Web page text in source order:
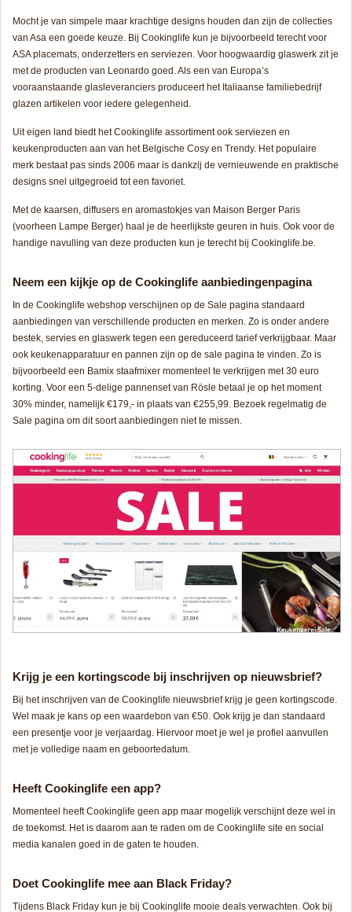
Mocht je van simpele maar krachtige designs houden dan zijn de collecties
van Asa een goede keuze. Bij Cookinglife kun je bijvoorbeeld terecht voor
ASA placemats, onderzetters en serviezen. Voor hoogwaardig glaswerk zit je
met de producten van Leonardo goed. Als een van Europa’s
vooraanstaande glasleveranciers produceert het Italiaanse familiebedrijf
glazen artikelen voor iedere gelegenheid.
Uit eigen land biedt het Cookinglife assortiment ook serviezen en
keukenproducten aan van het Belgische Cosy en Trendy. Het populaire
merk bestaat pas sinds 2006 maar is dankzij de vernieuwende en praktische
designs snel uitgegroeid tot een favoriet.
Met de kaarsen, diffusers en aromastokjes van Maison Berger Paris
(voorheen Lampe Berger) haal je de heerlijkste geuren in huis. Ook voor de
handige navulling van deze producten kun je terecht bij Cookinglife.be.
Neem een kijkje op de Cookinglife aanbiedingenpagina
In de Cookinglife webshop verschijnen op de Sale pagina standaard
aanbiedingen van verschillende producten en merken. Zo is onder andere
bestek, servies en glaswerk tegen een gereduceerd tarief verkrijgbaar. Maar
ook keukenapparatuur en pannen zijn op de sale pagina te vinden. Zo is
bijvoorbeeld een Bamix staafmixer momenteel te verkrijgen met 30 euro
korting. Voor een 5-delige pannenset van Rösle betaal je op het moment
30% minder, namelijk €179,- in plaats van €255,99. Bezoek regelmatig de
Sale pagina om dit soort aanbiedingen niet te missen.
Krijg je een kortingscode bij inschrijven op nieuwsbrief?
Bij het inschrijven van de Cookinglife nieuwsbrief krijg je geen kortingscode.
Wel maak je kans op een waardebon van €50. Ook krijg je dan standaard
een presentje voor je verjaardag. Hiervoor moet je wel je profiel aanvullen
met je volledige naam en geboortedatum.
Heeft Cookinglife een app?
Momenteel heeft Cookinglife geen app maar mogelijk verschijnt deze wel in
de toekomst. Het is daarom aan te raden om de Cookinglife site en social
media kanalen goed in de gaten te houden.
Doet Cookinglife mee aan Black Friday?
Tijdens Black Friday kun je bij Cookinglife mooie deals verwachten. Ook bij